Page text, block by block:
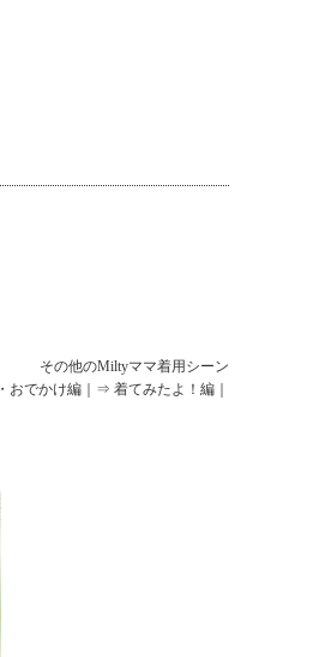
その他のMiltyママ着用シーン
おでかけ編 ⇒ 着てみたよ！編